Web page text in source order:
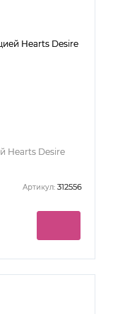
Hearts Desire
Артикул: 312556